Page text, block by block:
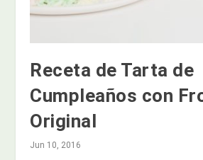
Receta de Tarta de
Cumpleaños con
Original
Jun 10, 2016